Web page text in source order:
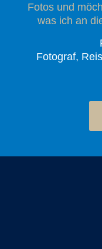
Fotos und
was ich an
Fotograf,